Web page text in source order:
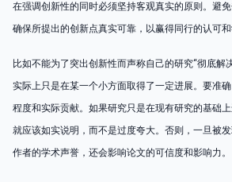
在强调创新性的同时必须坚持客观真实的原则。避
确保所提出的创新点真实可靠，以赢得同行的认可和
比如不能为了突出创新性而声称自己的研究“彻底解
实际上只是在某一个小方面取得了一定进展。要准
程度和实际贡献。如果研究只是在现有研究的基础
就应该如实说明，而不是过度夸大。否则，一旦被
作者的学术声誉，还会影响论文的可信度和影响力。